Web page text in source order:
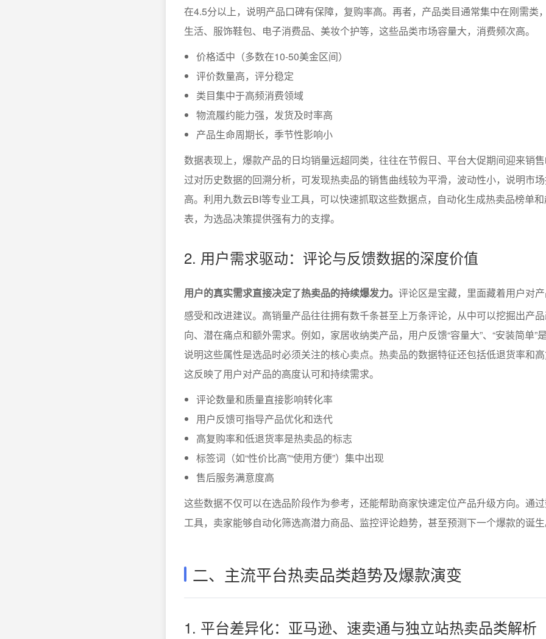
在4.5分以上，说明产品口碑有保障，复购率高。再者，产品类目通常集中在刚需类
生活、服饰鞋包、电子消费品、美妆个护等，这些品类市场容量大，消费频次高。
价格适中（多数在10-50美金区间）
评价数量高，评分稳定
类目集中于高频消费领域
物流履约能力强，发货及时率高
产品生命周期长，季节性影响小
数据表现上，爆款产品的日均销量远超同类，往往在节假日、平台大促期间迎来销
过对历史数据的回溯分析，可发现热卖品的销售曲线较为平滑，波动性小，说明市
高。利用九数云BI等专业工具，可以快速抓取这些数据点，自动化生成热卖品榜单
表，为选品决策提供强有力的支撑。
2. 用户需求驱动：评论与反馈数据的深度价值
用户的真实需求直接决定了热卖品的持续爆发力。 评论区是宝藏，里面藏着用户对
感受和改进建议。高销量产品往往拥有数千条甚至上万条评论，从中可以挖掘出产
向、潜在痛点和额外需求。例如，家居收纳类产品，用户反馈“容量大”、“安装简单”
说明这些属性是选品时必须关注的核心卖点。热卖品的数据特征还包括低退货率和
这反映了用户对产品的高度认可和持续需求。
评论数量和质量直接影响转化率
用户反馈可指导产品优化和迭代
高复购率和低退货率是热卖品的标志
标签词（如“性价比高”“使用方便”）集中出现
售后服务满意度高
这些数据不仅可以在选品阶段作为参考，还能帮助商家快速定位产品升级方向。通
工具，卖家能够自动化筛选高潜力商品、监控评论趋势，甚至预测下一个爆款的诞
二、主流平台热卖品类趋势及爆款演变
1. 平台差异化：亚马逊、速卖通与独立站热卖品类解析